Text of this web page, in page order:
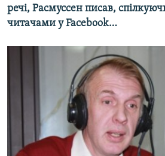
речі, Расмуссен писав,
читачами у Facebook…